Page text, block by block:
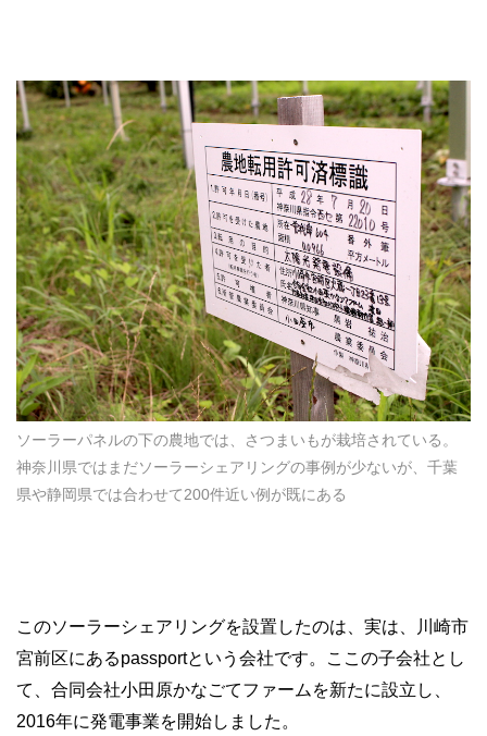
ソーラーパネルの下の農地では、さつまいもが栽培されている。
神奈川県ではまだソーラーシェアリングの事例が少ないが、千葉
県や静岡県では合わせて200件近い例が既にある
このソーラーシェアリングを設置したのは、実は、川崎市
宮前区にあるpassportという会社です。ここの子会社とし
て、合同会社小田原かなごてファームを新たに設立し、
2016年に発電事業を開始しました。